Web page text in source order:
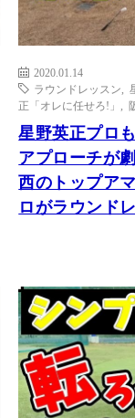
2020.01.14
ラウンドレッスン
正「オレに任せろ!」
,
星野英正プロ
アプローチが
西のトップア
ロがラウンド